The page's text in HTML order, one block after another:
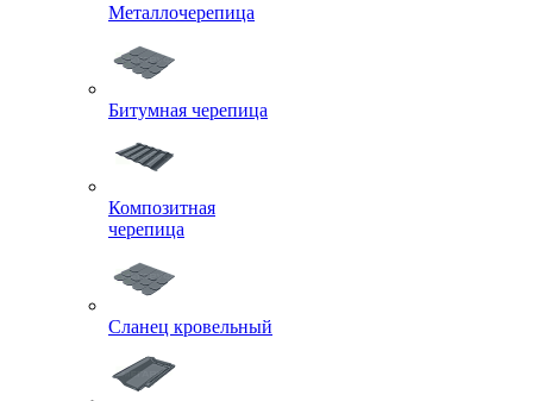
Металлочерепица
Битумная черепица
Композитная
черепица
Сланец кровельный